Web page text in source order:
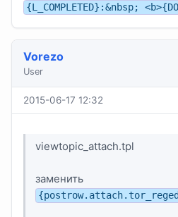
{L_COMPLETED}:&nbsp;
Vorezo
User
2015-06-17 12:32
viewtopic_attach.tpl
заменить